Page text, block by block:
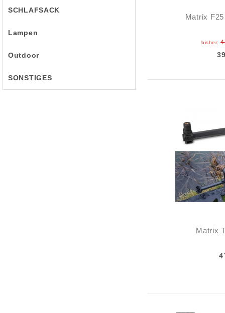
SCHLAFSACK
Lampen
Outdoor
SONSTIGES
Matrix
bisher:
Matrix